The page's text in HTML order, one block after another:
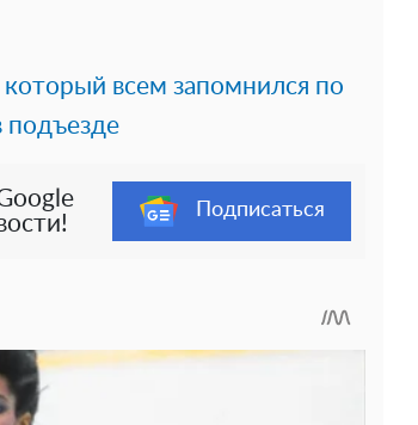
который всем запомнился по
подъезде
Подписаться